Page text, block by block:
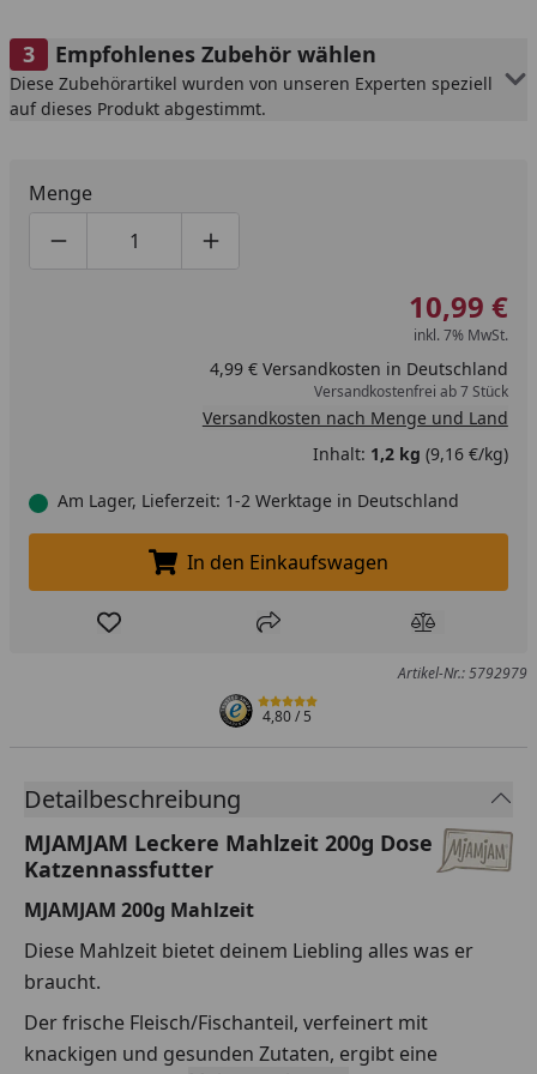
Empfohlenes Zubehör wählen
Diese Zubehörartikel wurden von unseren Experten speziell
auf dieses Produkt abgestimmt.
Menge
Produktmenge um eins verringern
Produktmenge manuell eingeben
Produktmenge um eins erhöhen
10,99 €
inkl. 7% MwSt.
4,99 € Versandkosten in Deutschland
Versandkostenfrei ab 7 Stück
Versandkosten nach Menge und Land
Inhalt: 1,2 kg (9,16 €/kg)
Am Lager, Lieferzeit: 1-2 Werktage in Deutschland
In den Einkaufswagen legen
In den Einkaufswagen
Produkt zur Wunschliste hinzufügen
Teilen Produkt
Artikel-Nr.: 5792979
4,80/ 5
Detailbeschreibung
MJAMJAM Leckere Mahlzeit 200g Dose
Katzennassfutter
MJAMJAM 200g Mahlzeit
Diese Mahlzeit bietet deinem Liebling alles was er
braucht.
Der frische Fleisch/Fischanteil, verfeinert mit
knackigen und gesunden Zutaten, ergibt eine